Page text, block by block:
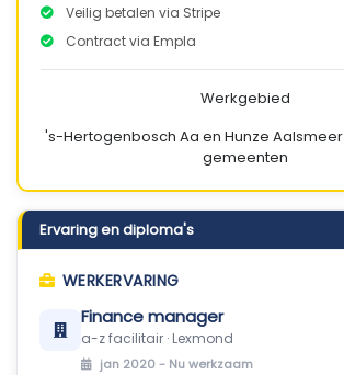
Veilig betalen via Stripe
Contract via Empla
Werkgebied
's-Hertogenbosch Aa en Hunze Aalsmeer
gemeenten
Ervaring en diploma's
WERKERVARING
Finance manager
a-z facilitair · Lexmond
jan 2020 - Nu werkzaam